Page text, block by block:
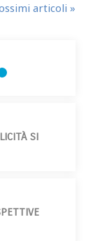
articoli »
SI